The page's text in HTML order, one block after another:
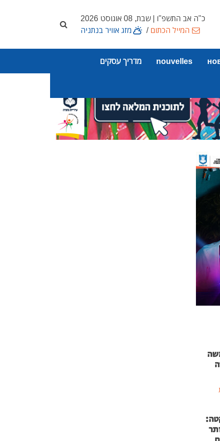
כ"ה אב התשפ"ו | שבת, 08 אוגוסט 2026
המייל הכתום/ מזג אוויר בנתניה
nouvelles מדריך עסקים
נמשה
אותר